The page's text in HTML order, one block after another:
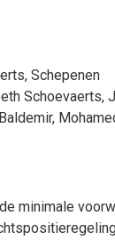
, Schepenen
Schoevaerts,
,
minimale